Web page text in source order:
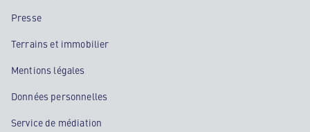
Presse
Terrains et immobilier
Mentions légales
Données personnelles
Service de médiation